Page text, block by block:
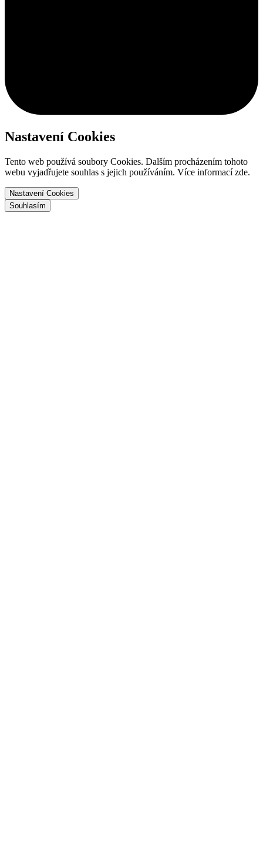
Nastavení Cookies
Tento web používá soubory Cookies. Dalším procházením tohoto
webu vyjadřujete souhlas s jejich používáním. Více informací zde.
Nastavení Cookies
Souhlasím